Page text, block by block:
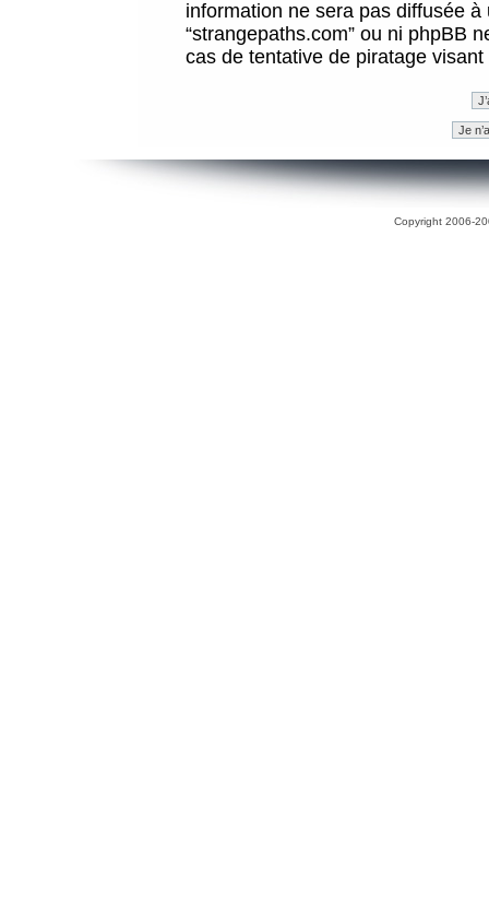
information ne sera pas diffusée
“strangepaths.com” ou ni phpBB
cas de tentative de piratage
Copyright 2006-